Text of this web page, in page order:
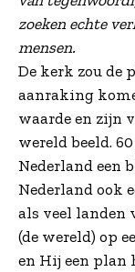
zoeken echte
mensen.
De kerk zou de
aanraking
waarde en zijn
wereld beeld.
Nederland een
Nederland ook
als veel landen
(de wereld) op
en Hij een plan